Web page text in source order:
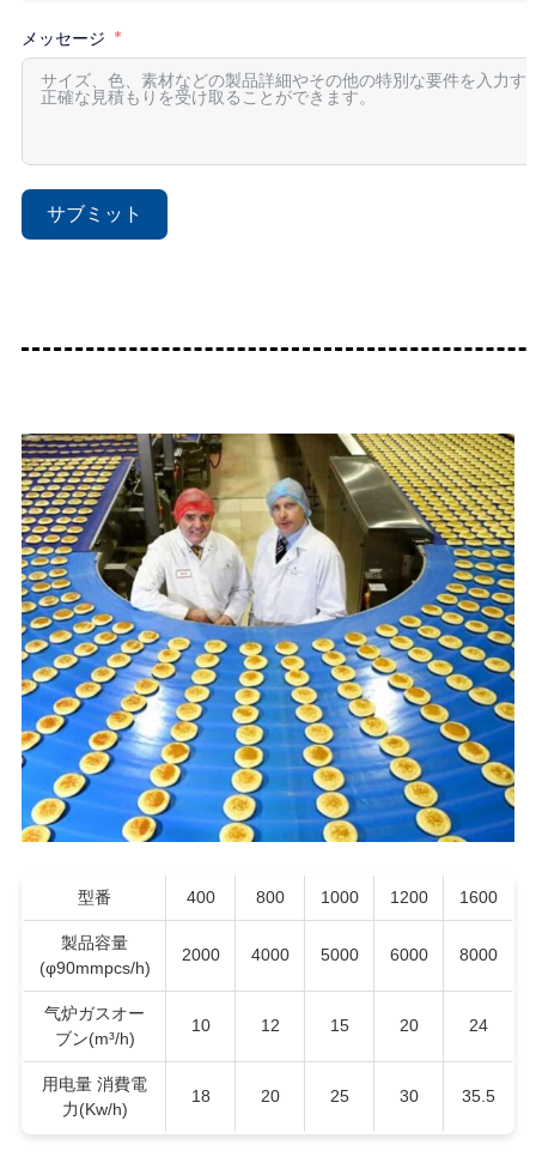
メッセージ
サブミット
型番 400 800 1000 1200 1600
製品容量
(φ90mmpcs/h)
2000 4000 5000 6000 8000
气炉ガスオー
ブン(m³/h)
10 12 15 20 24
用电量 消費電
力(Kw/h)
18 20 25 30 35.5